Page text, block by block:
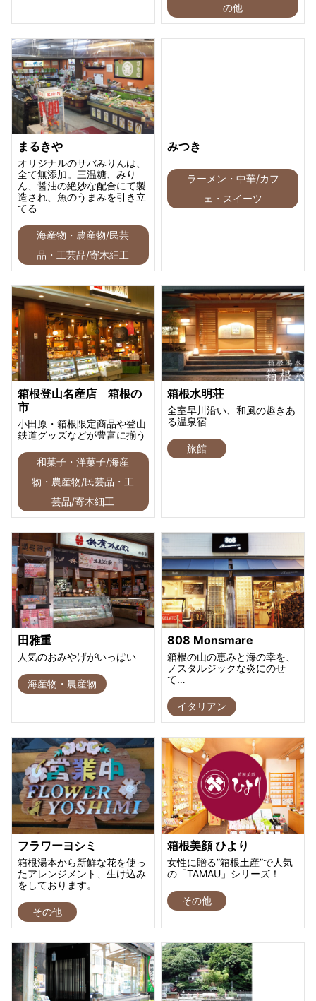
の他
まるきや
オリジナルのサバみりんは、
全て無添加。三温糖、みり
ん、醤油の絶妙な配合にて製
造され、魚のうまみを引き立
てる
海産物・農産物/民芸
品・工芸品/寄木細工
みつき
ラーメン・中華/カフ
ェ・スイーツ
箱根登山名産店 箱根の
市
小田原・箱根限定商品や登山
鉄道グッズなどが豊富に揃う
和菓子・洋菓子/海産
物・農産物/民芸品・工
芸品/寄木細工
箱根水明荘
全室早川沿い、和風の趣きあ
る温泉宿
旅館
田雅重
人気のおみやげがいっぱい
海産物・農産物
808 Monsmare
箱根の山の恵みと海の幸を、
ノスタルジックな炎にのせ
て…
イタリアン
フラワーヨシミ
箱根湯本から新鮮な花を使っ
たアレンジメント、生け込み
をしております。
その他
箱根美顔 ひより
女性に贈る”箱根土産”で人気
の「TAMAU」シリーズ！
その他